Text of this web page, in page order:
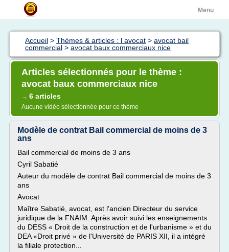
Menu
Accueil > Thèmes & articles : l avocat > avocat bail
commercial > avocat baux commerciaux nice
Articles sélectionnés pour le thème :
avocat baux commerciaux nice
→ 6 articles
Aucune vidéo sélectionnée pour ce thème
Modèle de contrat Bail commercial de moins de 3
ans
Bail commercial de moins de 3 ans
Cyril Sabatié
Auteur du modèle de contrat Bail commercial de moins de 3
ans
Avocat
Maître Sabatié, avocat, est l'ancien Directeur du service
juridique de la FNAIM. Après avoir suivi les enseignements
du DESS « Droit de la construction et de l'urbanisme » et du
DEA «Droit privé » de l'Université de PARIS XII, il a intégré
la filiale protection...